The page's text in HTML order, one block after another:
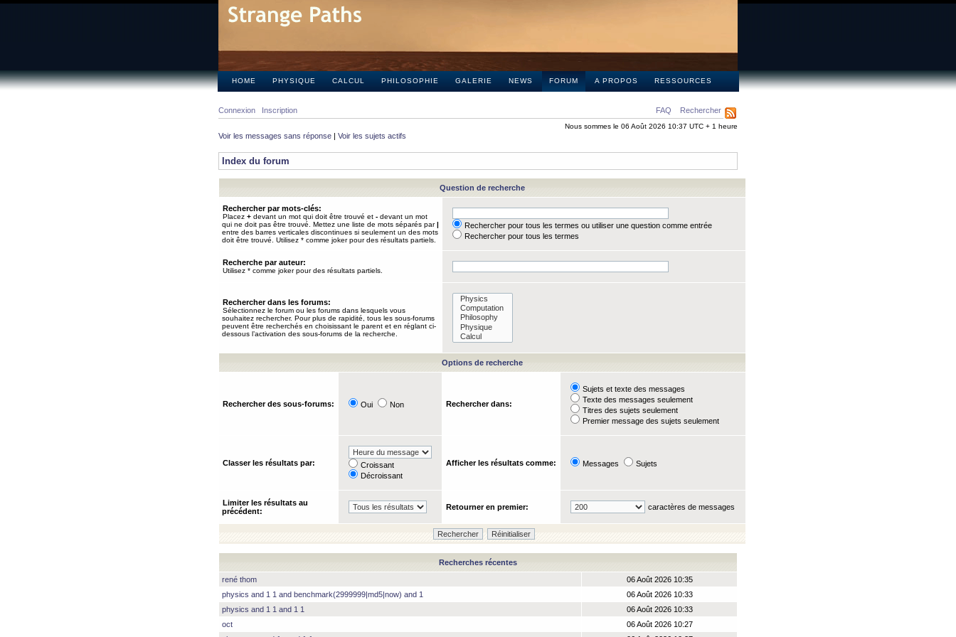
HOME PHYSIQUE CALCUL PHILOSOPHIE GALERIE NEWS FORUM A PROPOS RESSOURCES
FAQ Rechercher
Connexion Inscription
Nous sommes le 06 Août 2026 10:37 UTC + 1 heure
Voir les messages sans réponse | Voir les sujets actifs
Index du forum
Question de recherche
Rechercher par mots-clés:
Placez + devant un mot qui doit être trouvé et - devant un mot
qui ne doit pas être trouvé. Mettez une liste de mots séparés par|
entre des barres verticales discontinues si seulement un des mots
doit être trouvé. Utilisez * comme joker pour des résultats partiels.
Rechercher pour tous les termes ou utiliser une question comme entrée
Rechercher pour tous les termes
Recherche par auteur:
Utilisez * comme joker pour des résultats partiels.
Rechercher dans les forums:
Sélectionnez le forum ou les forums dans lesquels vous
souhaitez rechercher. Pour plus de rapidité, tous les sous-forums
peuvent être recherchés en choisissant le parent et en réglant ci-
dessous l’activation des sous-forums de la recherche.
Options de recherche
Rechercher des sous-forums: Oui Non Rechercher dans:
Sujets et texte des messages
Texte des messages seulement
Titres des sujets seulement
Premier message des sujets seulement
Classer les résultats par:
Croissant
Décroissant
Afficher les résultats comme: Messages Sujets
Limiter les résultats au
précédent:
Retourner en premier: caractères de messages
Recherches récentes
rené thom
06 Août 2026 10:35
physics and 1 1 and benchmark(2999999|md5|now) and 1
06 Août 2026 10:33
physics and 1 1 and 1 1
06 Août 2026 10:33
oct
06 Août 2026 10:27